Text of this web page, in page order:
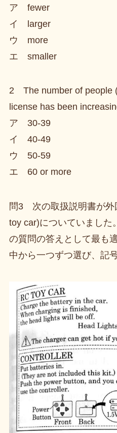
ア fewer
イ larger
ウ more
エ smaller
2 The number of people
license has been
ア 30-39
イ 40-49
ウ 50-59
エ 60 or more
問3 次の取扱説明書が外
toy car)についていました
の質問の答えとして最も
中から一つずつ選び、記